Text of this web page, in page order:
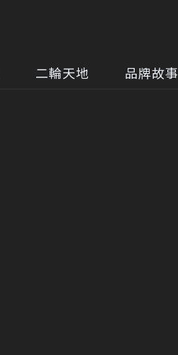
二輪天地 品牌故事